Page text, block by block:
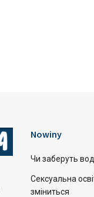
Nowiny
Чи заберуть
Сексуальна
зміниться